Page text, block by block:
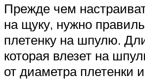
Прежде чем
на щуку, нужно
плетенку на шпулю.
которая влезет на
от диаметра плетенки и